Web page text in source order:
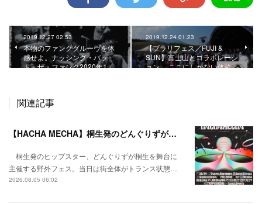
2019.12.27 02:53
本物のファンクグルーヴを体
感せよ。ナッシング・バッ
ト・ザ・ファンク2020年1…
2019.12.24 01:23
【ブラリフェス／FUJI &
SUN】富士山とコラボレーシ
ョン。 ここにしかない体験…
関連記事
【HACHA MECHA】桐生発のどんぐりずが桐生をハチャメチャに彩る。
桐生発のヒップスター、どんぐりずが桐生を舞台に
主催する野外フェス。当日は街全体がトランス状態…
2026.08.05 06:02